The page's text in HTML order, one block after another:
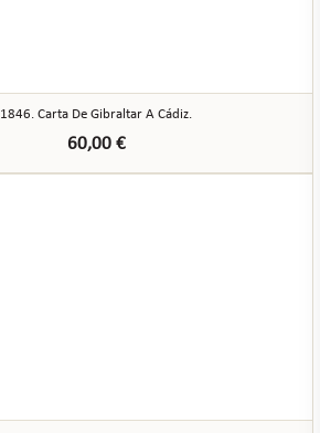
1846. Carta De Gibraltar A Cádiz.
60,00 €